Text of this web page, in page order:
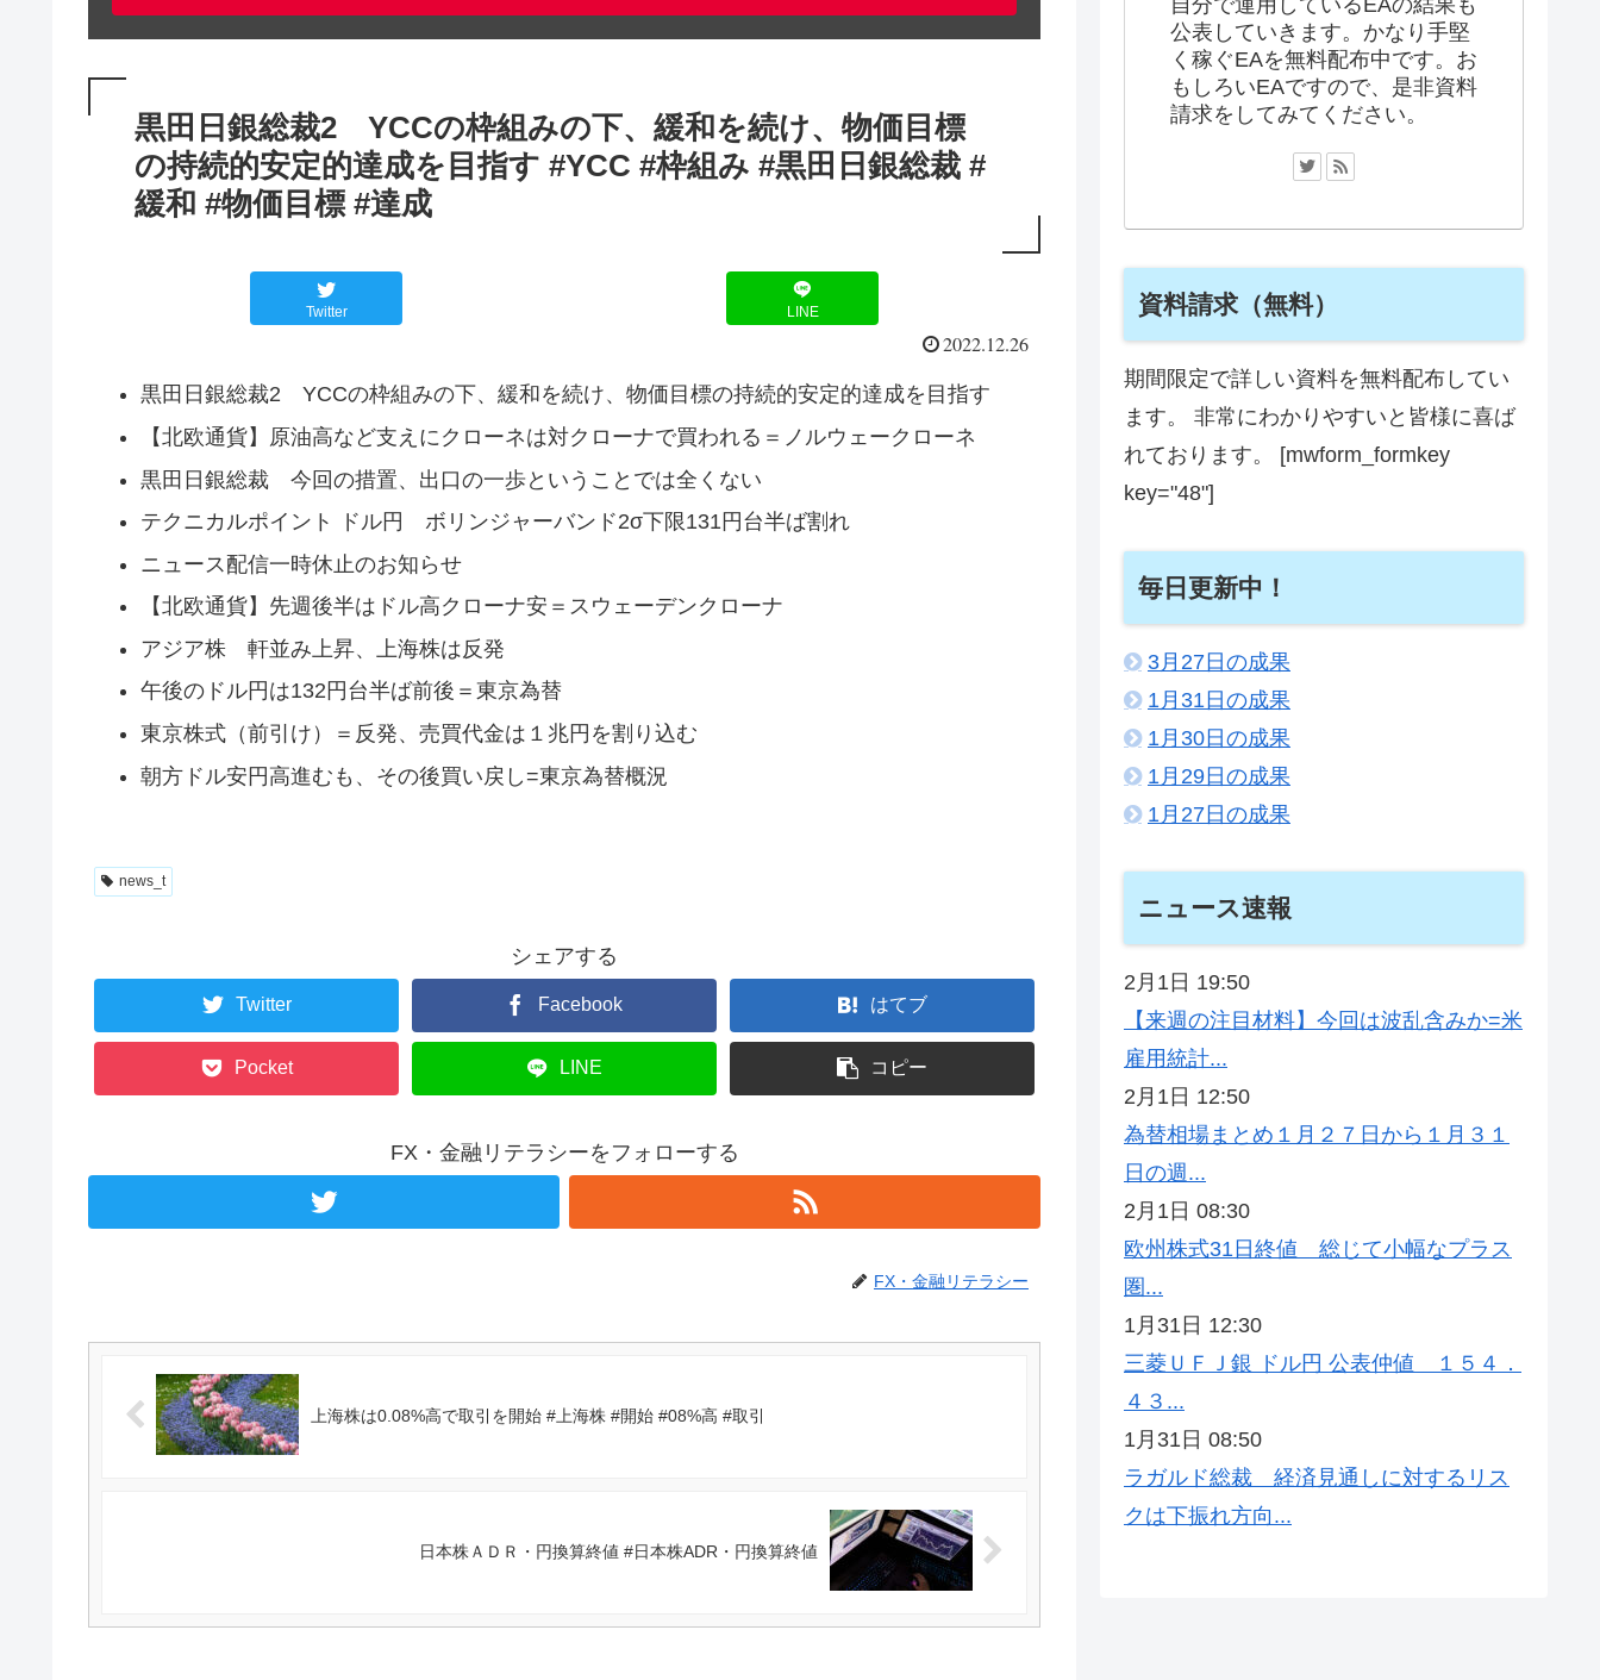
黒田日銀総裁2 YCCの枠組みの下、緩和を続け、物価目標
の持続的安定的達成を目指す #YCC #枠組み #黒田日銀総裁 #
緩和 #物価目標 #達成
Twitter LINE
2022.12.26
黒田日銀総裁2 YCCの枠組みの下、緩和を続け、物価目標の持続的安定的達成を目指す
【北欧通貨】原油高など支えにクローネは対クローナで買われる＝ノルウェークローネ
黒田日銀総裁 今回の措置、出口の一歩ということでは全くない
テクニカルポイント ドル円 ボリンジャーバンド2σ下限131円台半ば割れ
ニュース配信一時休止のお知らせ
【北欧通貨】先週後半はドル高クローナ安＝スウェーデンクローナ
アジア株 軒並み上昇、上海株は反発
午後のドル円は132円台半ば前後＝東京為替
東京株式（前引け）＝反発、売買代金は１兆円を割り込む
朝方ドル安円高進むも、その後買い戻し=東京為替概況
news_t
シェアする
Twitter Facebook はてブ
Pocket LINE コピー
FX・金融リテラシーをフォローする
FX・金融リテラシー
上海株は0.08%高で取引を開始 #上海株 #開始 #08%高 #取引
日本株ＡＤＲ・円換算終値 #日本株ADR・円換算終値
公表していきます。かなり手堅
く稼ぐEAを無料配布中です。お
もしろいEAですので、是非資料
請求をしてみてください。
資料請求（無料）
期間限定で詳しい資料を無料配布してい
ます。 非常にわかりやすいと皆様に喜ば
れております。 [mwform_formkey
key="48"]
毎日更新中！
3月27日の成果
1月31日の成果
1月30日の成果
1月29日の成果
1月27日の成果
ニュース速報
2月1日 19:50
【来週の注目材料】今回は波乱含みか=米
雇用統計...
2月1日 12:50
為替相場まとめ１月２７日から１月３１
日の週...
2月1日 08:30
欧州株式31日終値 総じて小幅なプラス
圏...
1月31日 12:30
三菱ＵＦＪ銀 ドル円 公表仲値 １５４．
４３...
1月31日 08:50
ラガルド総裁 経済見通しに対するリス
クは下振れ方向...